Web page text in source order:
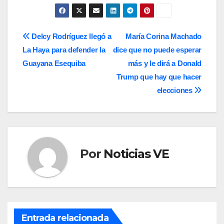
Navegación
de
María Corina Machado
dice que no puede esperar
más y le dirá a Donald
Trump que hay que hacer
elecciones
Delcy Rodríguez llegó a
La Haya para defender la
Guayana Esequiba
Por Noticias VE
Entrada relacionada